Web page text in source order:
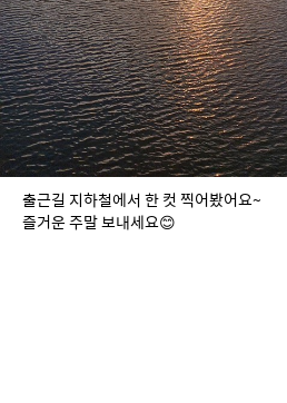
출근길 지하철에서 한 컷 찍어봤어요~
즐거운 주말 보내세요😊